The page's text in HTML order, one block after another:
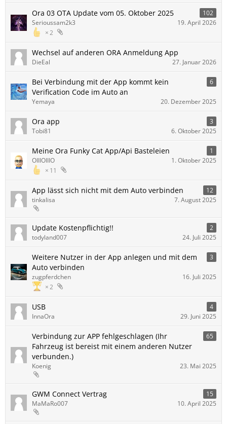
Ora 03 OTA Update vom 05. Oktober 2025 102
2
Serioussam2k3 19. April 2026
Wechsel auf anderen ORA Anmeldung App
DieEal 27. Januar 2026
Bei Verbindung mit der App kommt kein
Verification Code im Auto an
6
Yemaya 20. Dezember 2025
Ora app
3
Tobi81
6. Oktober 2025
Meine Ora Funky Cat App/Api Basteleien 1
11
OIIIOIIIO 1. Oktober 2025
App lässt sich nicht mit dem Auto verbinden
12
tinkalisa
7. August 2025
Update Kostenpflichtig!!
2
todyland007
24. Juli 2025
Weitere Nutzer in der App anlegen und mit dem
Auto verbinden
3
2
zugpferdchen 16. Juli 2025
USB
4
InnaOra
29. Juni 2025
Verbindung zur APP fehlgeschlagen (Ihr
Fahrzeug ist bereist mit einem anderen Nutzer
verbunden.)
65
Koenig 23. Mai 2025
GWM Connect Vertrag
15
MaMaRo007
10. April 2025